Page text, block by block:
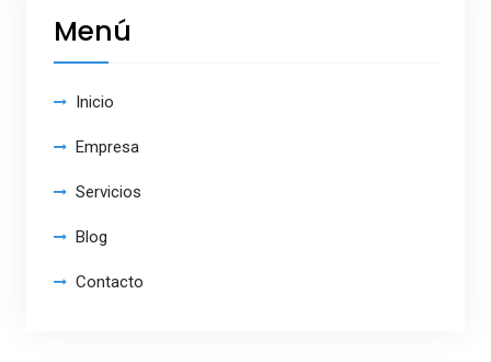
Menú
Inicio
Empresa
Servicios
Blog
Contacto